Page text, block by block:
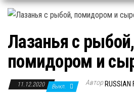
Лазанья с рыбой,
помидором и
11.12.2020 Выкл. Автор RUSSIAN